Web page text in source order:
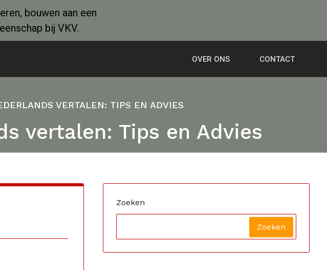
bouwen aan een
bij VKV.
OVER ONS CONTACT
VERTALEN: TIPS EN ADVIES
vertalen: Tips en Advies
Zoeken
Zoeken